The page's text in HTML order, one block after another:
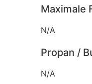
Maximale
N/A
Propan /
N/A